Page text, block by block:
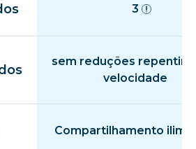
3
sem reduções
velocidade
Compartilhamento